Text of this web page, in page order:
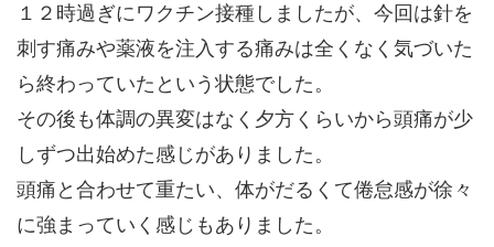
１２時過ぎにワクチン接種しましたが、今回は針を
刺す痛みや薬液を注入する痛みは全くなく気づいた
ら終わっていたという状態でした。
その後も体調の異変はなく夕方くらいから頭痛が少
しずつ出始めた感じがありました。
頭痛と合わせて重たい、体がだるくて倦怠感が徐々
に強まっていく感じもありました。